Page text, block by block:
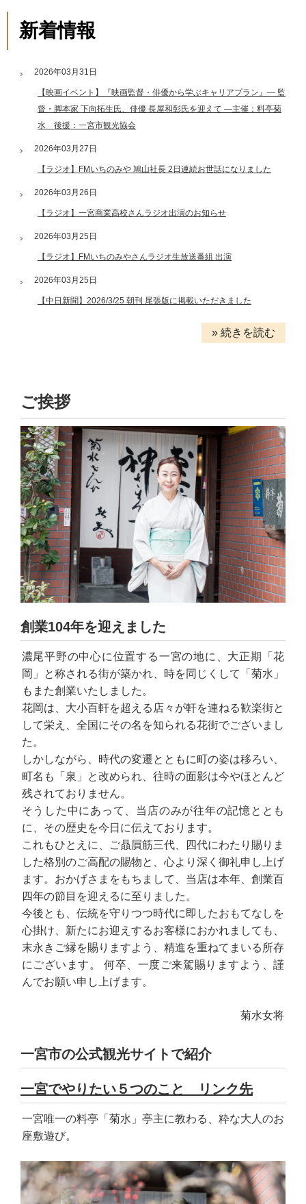
新着情報
2026年03月31日
【映画イベント】『映画監督・俳優から学ぶキャリアプラン』― 監
督・脚本家 下向拓生氏、俳優 長屋和彰氏を迎えて ―主催：料亭菊
水 後援：一宮市観光協会
2026年03月27日
【ラジオ】FMいちのみや 鳩山社長 2日連続お世話になりました
2026年03月26日
【ラジオ】一宮商業高校さんラジオ出演のお知らせ
2026年03月25日
【ラジオ】FMいちのみやさんラジオ生放送番組 出演
2026年03月25日
【中日新聞】2026/3/25 朝刊 尾張版に掲載いただきました
» 続きを読む
ご挨拶
創業104年を迎えました
濃尾平野の中心に位置する一宮の地に、大正期「花
岡」と称される街が築かれ、時を同じくして「菊水」
もまた創業いたしました。
花岡は、大小百軒を超える店々が軒を連ねる歓楽街と
して栄え、全国にその名を知られる花街でございまし
た。
しかしながら、時代の変遷とともに町の姿は移ろい、
町名も「泉」と改められ、往時の面影は今やほとんど
残されておりません。
そうした中にあって、当店のみが往年の記憶ととも
に、その歴史を今日に伝えております。
これもひとえに、ご贔屓筋三代、四代にわたり賜りま
した格別のご高配の賜物と、心より深く御礼申し上げ
ます。おかげさまをもちまして、当店は本年、創業百
四年の節目を迎えるに至りました。
今後とも、伝統を守りつつ時代に即したおもてなしを
心掛け、新たにお迎えするお客様におかれましても、
末永きご縁を賜りますよう、精進を重ねてまいる所存
にございます。 何卒、一度ご来駕賜りますよう、謹
んでお願い申し上げます。
菊水女将
一宮市の公式観光サイトで紹介
一宮でやりたい５つのこと リンク先
一宮唯一の料亭「菊水」亭主に教わる、粋な大人のお
座敷遊び。